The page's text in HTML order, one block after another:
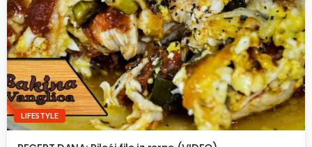
LIFESTYLE